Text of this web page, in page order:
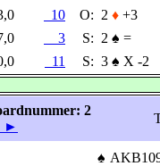
10 O: 2 ♦ +3
3 S: 2 ♠ =
11 S: 3 ♠ X -2
2
►
♠